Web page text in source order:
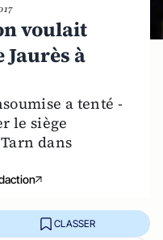
voulait
Jaurès à
a tenté -
le siège
dans
CLASSER